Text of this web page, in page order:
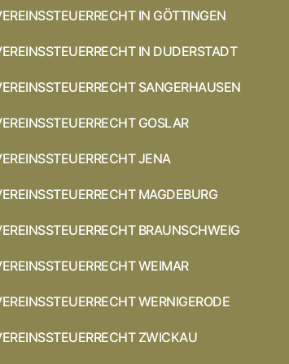
IN GÖTTINGEN
IN DUDERSTADT
SANGERHAUSEN
GOSLAR
JENA
MAGDEBURG
BRAUNSCHWEIG
WEIMAR
WERNIGERODE
ZWICKAU